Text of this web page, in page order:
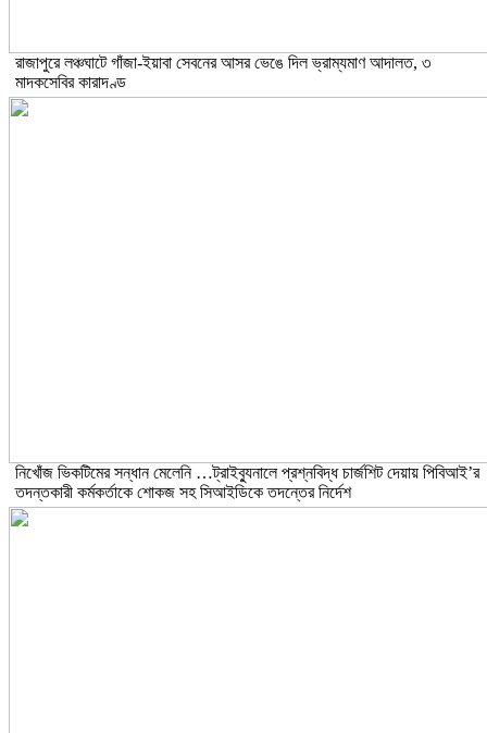
রাজাপুরে লঞ্চঘাটে গাঁজা-ইয়াবা সেবনের আসর ভেঙে দিল ভ্রাম্যমাণ আদালত, ৩
মাদকসেবির কারাদণ্ড
নিখোঁজ ভিকটিমের সন্ধান মেলেনি …ট্রাইব্যুনালে প্রশ্নবিদ্ধ চার্জশিট দেয়ায় পিবিআই’র
তদন্তকারী কর্মকর্তাকে শোকজ সহ সিআইডিকে তদন্তের নির্দেশ